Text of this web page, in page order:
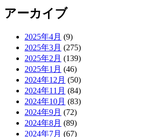
アーカイブ
2025年4月 (9)
2025年3月 (275)
2025年2月 (139)
2025年1月 (46)
2024年12月 (50)
2024年11月 (84)
2024年10月 (83)
2024年9月 (72)
2024年8月 (89)
2024年7月 (67)